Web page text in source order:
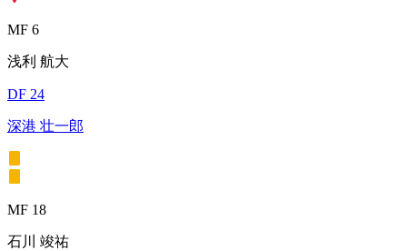
MF 6
浅利 航大
DF 24
深港 壮一郎
MF 18
石川 竣祐